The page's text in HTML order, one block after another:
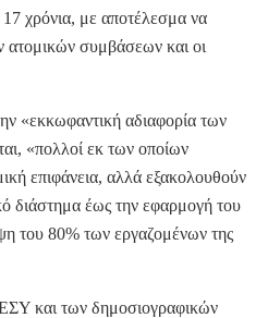
17 χρόνια, με αποτέλεσμα να
ατομικών συμβάσεων και οι
«εκκωφαντική αδιαφορία των
«πολλοί εκ των οποίων
επιφάνεια, αλλά εξακολουθούν
διάστημα έως την εφαρμογή του
του 80% των εργαζομένων της
και των δημοσιογραφικών